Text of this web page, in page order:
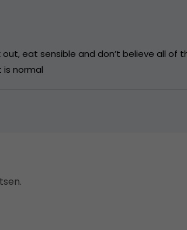
eat sensible and don’t believe all of
is normal